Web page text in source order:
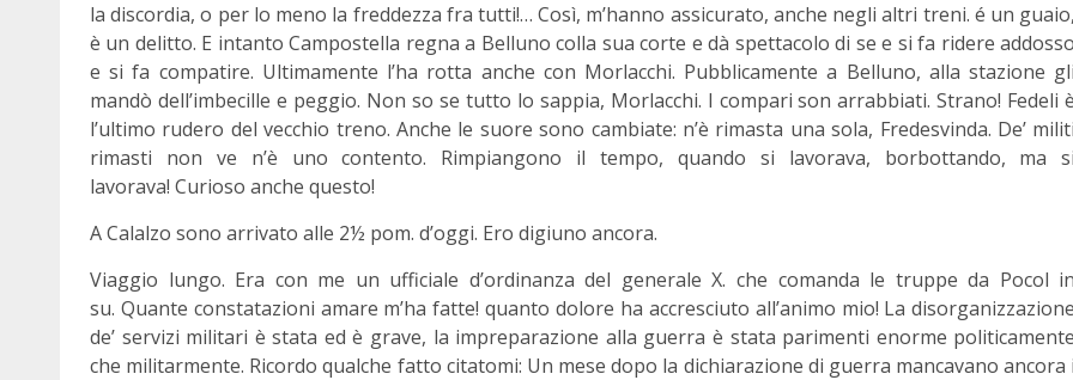
la discordia, o per lo meno la freddezza fra tutti!… Così, m’hanno assicurato, anche negli altri treni. é un guaio,
è un delitto. E intanto Campostella regna a Belluno colla sua corte e dà spettacolo di se e si fa ridere addosso
e si fa compatire. Ultimamente l’ha rotta anche con Morlacchi. Pubblicamente a Belluno, alla stazione gli
mandò dell’imbecille e peggio. Non so se tutto lo sappia, Morlacchi. I compari son arrabbiati. Strano! Fedeli è
l’ultimo rudero del vecchio treno. Anche le suore sono cambiate: n’è rimasta una sola, Fredesvinda. De’ militi
rimasti non ve n’è uno contento. Rimpiangono il tempo, quando si lavorava, borbottando, ma si
lavorava! Curioso anche questo!
A Calalzo sono arrivato alle 2½ pom. d’oggi. Ero digiuno ancora.
Viaggio lungo. Era con me un ufficiale d’ordinanza del generale X. che comanda le truppe da Pocol in
su. Quante constatazioni amare m’ha fatte! quanto dolore ha accresciuto all’animo mio! La disorganizzazione
de’ servizi militari è stata ed è grave, la impreparazione alla guerra è stata parimenti enorme politicamente
che militarmente. Ricordo qualche fatto citatomi: Un mese dopo la dichiarazione di guerra mancavano ancora i